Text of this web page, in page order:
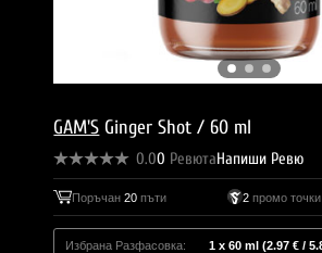
GAM'S Ginger Shot / 60 ml
0.00 РевютаНапиши Ревю
Поръчан20 пъти 2промо точки
Избрана Разфасовка: